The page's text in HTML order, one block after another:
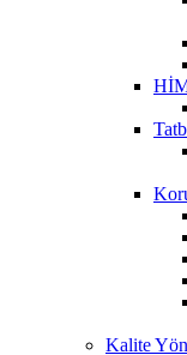
Kalite